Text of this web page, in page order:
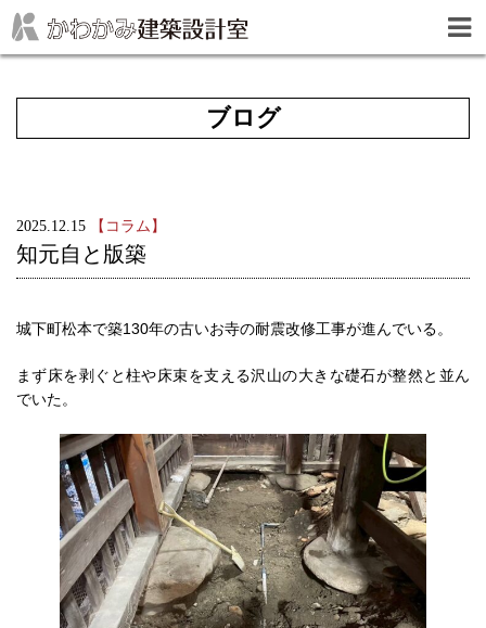
ブログ
2025.12.15 【コラム】
知元自と版築
城下町松本で築130年の古いお寺の耐震改修工事が進んでいる。
まず床を剥ぐと柱や床束を支える沢山の大きな礎石が整然と並ん
でいた。